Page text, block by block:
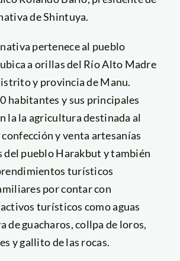
de Shintuya.
pertenece al pueblo
a orillas del Río Alto Madre
y provincia de Manu.
habitantes y sus principales
la la agricultura destinada al
y venta artesanías
del pueblo Harakbut y también
turísticos
por contar con
turísticos como aguas
de guacharos, collpa de loros,
y gallito de las rocas.